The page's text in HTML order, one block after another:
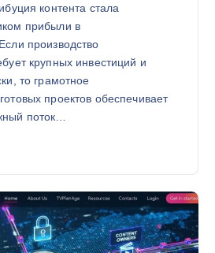
контента стала
прибыли в
производство
крупных инвестиций и
то грамотное
проектов обеспечивает
поток…